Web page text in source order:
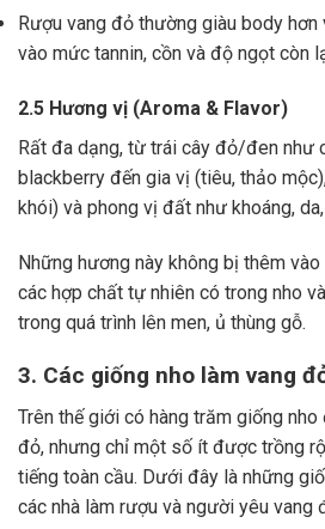
Rượu vang đỏ thường giàu body hơn
vào mức tannin, cồn và độ ngọt còn
2.5 Hương vị (Aroma & Flavor)
Rất đa dạng, từ trái cây đỏ/đen như
blackberry đến gia vị (tiêu, thảo
khói) và phong vị đất như khoáng,
Những hương này không bị thêm
các hợp chất tự nhiên có trong nho
trong quá trình lên men, ủ thùng gỗ.
3. Các giống nho làm vang
Trên thế giới có hàng trăm giống
đỏ, nhưng chỉ một số ít được trồng
tiếng toàn cầu. Dưới đây là những
các nhà làm rượu và người yêu vang